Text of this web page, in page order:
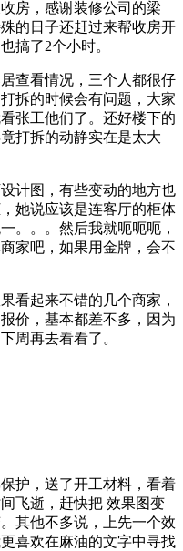
房，感谢装修公司的梁
的日子还赶过来帮收房开
搞了2个小时。
查看情况，三个人都很仔
拆的时候会有问题，大家
张工他们了。还好楼下的
打拆的动静实在是太大
计图，有些变动的地方也
她说应该是连客厅的柜体
。。。然后我就呃呃呃，
家吧，如果用金牌，会不
看起来不错的几个商家，
价，基本都差不多，因为
周再去看看了。
护，送了开工材料，看着
飞逝，赶快把 效果图变
其他不多说，上先一个效
喜欢在麻油的文字中寻找